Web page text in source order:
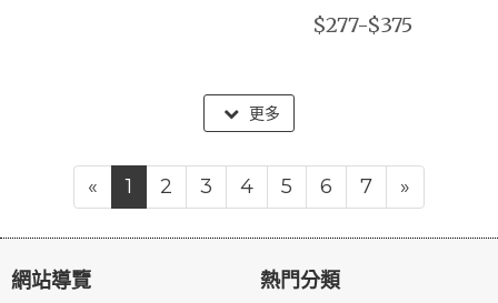
$277-$375
更多
« 1 2 3 4 5 6 7 »
網站導覽 熱門分類